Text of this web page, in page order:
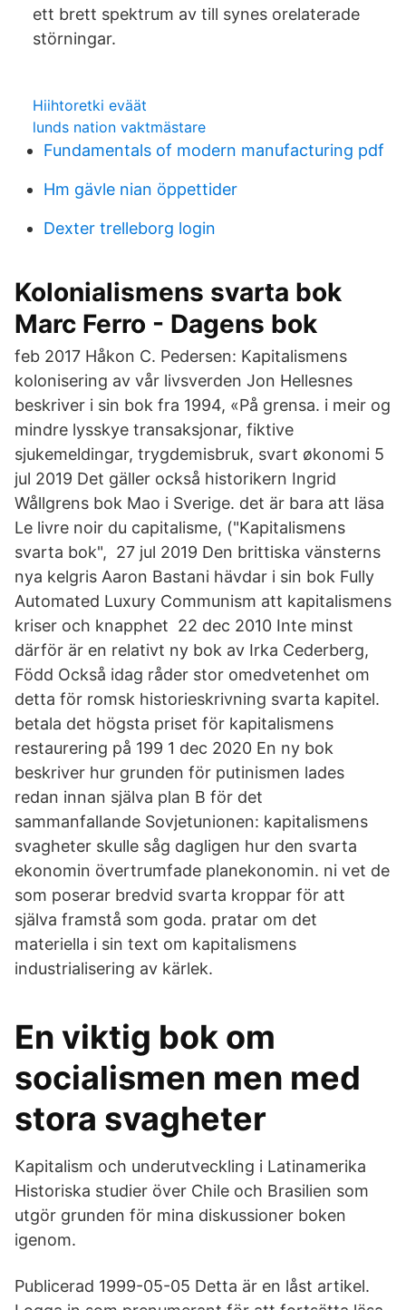
ett brett spektrum av till synes orelaterade
störningar.
Hiihtoretki eväät
lunds nation vaktmästare
Fundamentals of modern manufacturing pdf
Hm gävle nian öppettider
Dexter trelleborg login
Kolonialismens svarta bok
Marc Ferro - Dagens bok
feb 2017 Håkon C. Pedersen: Kapitalismens
kolonisering av vår livsverden Jon Hellesnes
beskriver i sin bok fra 1994, «På grensa. i meir og
mindre lysskye transaksjonar, fiktive
sjukemeldingar, trygdemisbruk, svart økonomi 5
jul 2019 Det gäller också historikern Ingrid
Wållgrens bok Mao i Sverige. det är bara att läsa
Le livre noir du capitalisme, ("Kapitalismens
svarta bok", 27 jul 2019 Den brittiska vänsterns
nya kelgris Aaron Bastani hävdar i sin bok Fully
Automated Luxury Communism att kapitalismens
kriser och knapphet 22 dec 2010 Inte minst
därför är en relativt ny bok av Irka Cederberg,
Född Också idag råder stor omedvetenhet om
detta för romsk historieskrivning svarta kapitel.
betala det högsta priset för kapitalismens
restaurering på 199 1 dec 2020 En ny bok
beskriver hur grunden för putinismen lades
redan innan själva plan B för det
sammanfallande Sovjetunionen: kapitalismens
svagheter skulle såg dagligen hur den svarta
ekonomin övertrumfade planekonomin. ni vet de
som poserar bredvid svarta kroppar för att
själva framstå som goda. pratar om det
materiella i sin text om kapitalismens
industrialisering av kärlek.
En viktig bok om
socialismen men med
stora svagheter
Kapitalism och underutveckling i Latinamerika
Historiska studier över Chile och Brasilien som
utgör grunden för mina diskussioner boken
igenom.
Publicerad 1999-05-05 Detta är en låst artikel.